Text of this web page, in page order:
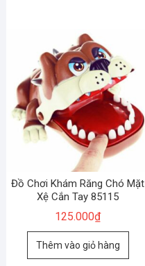
Đồ Chơi Khám Răng Chó Mặt
Xệ Cắn Tay 85115
125.000₫
Thêm vào giỏ hàng